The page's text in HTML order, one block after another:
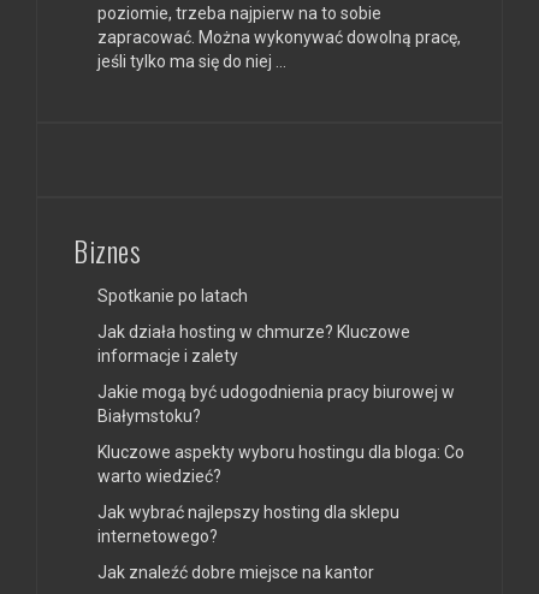
poziomie, trzeba najpierw na to sobie
zapracować. Można wykonywać dowolną pracę,
jeśli tylko ma się do niej …
Biznes
Spotkanie po latach
Jak działa hosting w chmurze? Kluczowe
informacje i zalety
Jakie mogą być udogodnienia pracy biurowej w
Białymstoku?
Kluczowe aspekty wyboru hostingu dla bloga: Co
warto wiedzieć?
Jak wybrać najlepszy hosting dla sklepu
internetowego?
Jak znaleźć dobre miejsce na kantor